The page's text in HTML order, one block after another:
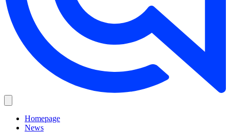
Homepage
News